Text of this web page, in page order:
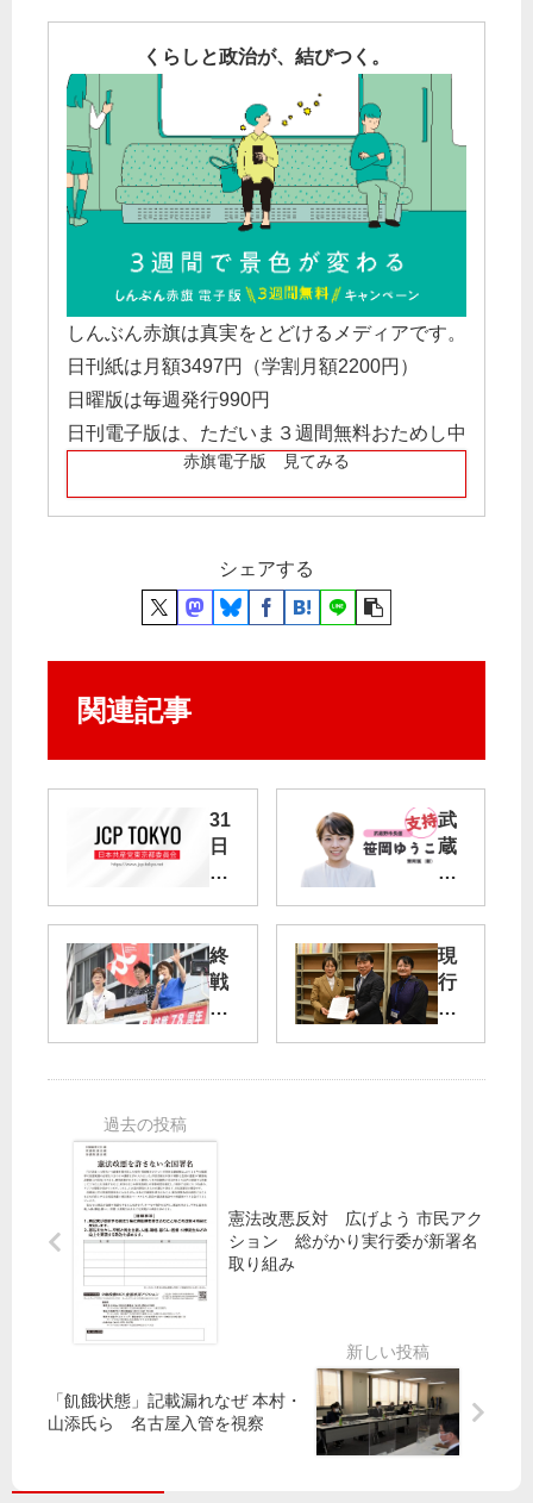
くらしと政治が、結びつく。
しんぶん赤旗は真実をとどけるメディアです。
日刊紙は月額3497円（学割月額2200円）
日曜版は毎週発行990円
日刊電子版は、ただいま３週間無料おためし中
赤旗電子版 見てみる
シェアする
関連記事
31
日
、
川
区
で
武
蔵
野
長
選
笹
岡
う
持
終
戦
７
争
う
現
行
の
証
憲法改悪反対 広げよう 市民アク
ション 総がかり実行委が新署名
取り組み
「飢餓状態」記載漏れなぜ 本村・
山添氏ら 名古屋入管を視察